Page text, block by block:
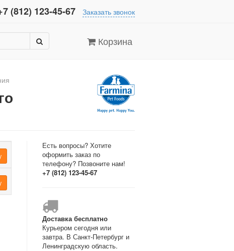
(812) 123-45-67 Заказать звонок
Корзина
Есть вопросы? Хотите
оформить заказ по
телефону? Позвоните нам!
+7 (812) 123-45-67
Доставка бесплатно
Курьером сегодня или
завтра. В Санкт-Петербург и
Ленинградскую область.